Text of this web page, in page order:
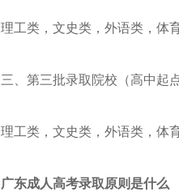
理工类，文史类，外语类，体
三、第三批录取院校（高中起
理工类，文史类，外语类，体
广东成人高考录取原则是什么